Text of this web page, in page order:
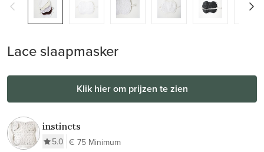
Lace slaapmasker
Klik hier om prijzen te zien
instincts
5.0 € 75 Minimum